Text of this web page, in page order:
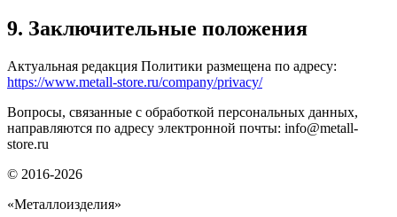
9. Заключительные положения
Актуальная редакция Политики размещена по адресу:
https://www.metall-store.ru/company/privacy/
Вопросы, связанные с обработкой персональных данных,
направляются по адресу электронной почты: info@metall-
store.ru
© 2016-2026
«Металлоизделия»